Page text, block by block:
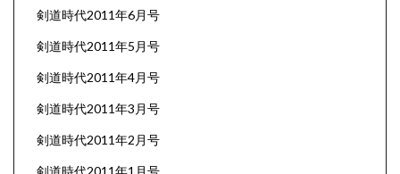
剣道時代2011年6月号
剣道時代2011年5月号
剣道時代2011年4月号
剣道時代2011年3月号
剣道時代2011年2月号
剣道時代2011年1月号